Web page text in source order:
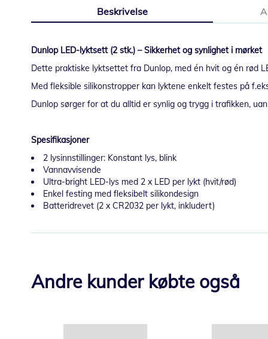
av
Beskrivelse
Dunlop LED-lyktsett (2 stk.) – Sikkerhet og synlighet i mørket
Dette praktiske lyktsettet fra Dunlop, med én hvit og én rød
Med fleksible silikonstropper kan lyktene enkelt festes på
Dunlop sørger for at du alltid er synlig og trygg i trafikken,
Spesifikasjoner
2 lysinnstillinger: Konstant lys, blink
Vannavvisende
Ultra-bright LED-lys med 2 x LED per lykt (hvit/rød)
Enkel festing med fleksibelt silikondesign
Batteridrevet (2 x CR2032 per lykt, inkludert)
Andre kunder købte også